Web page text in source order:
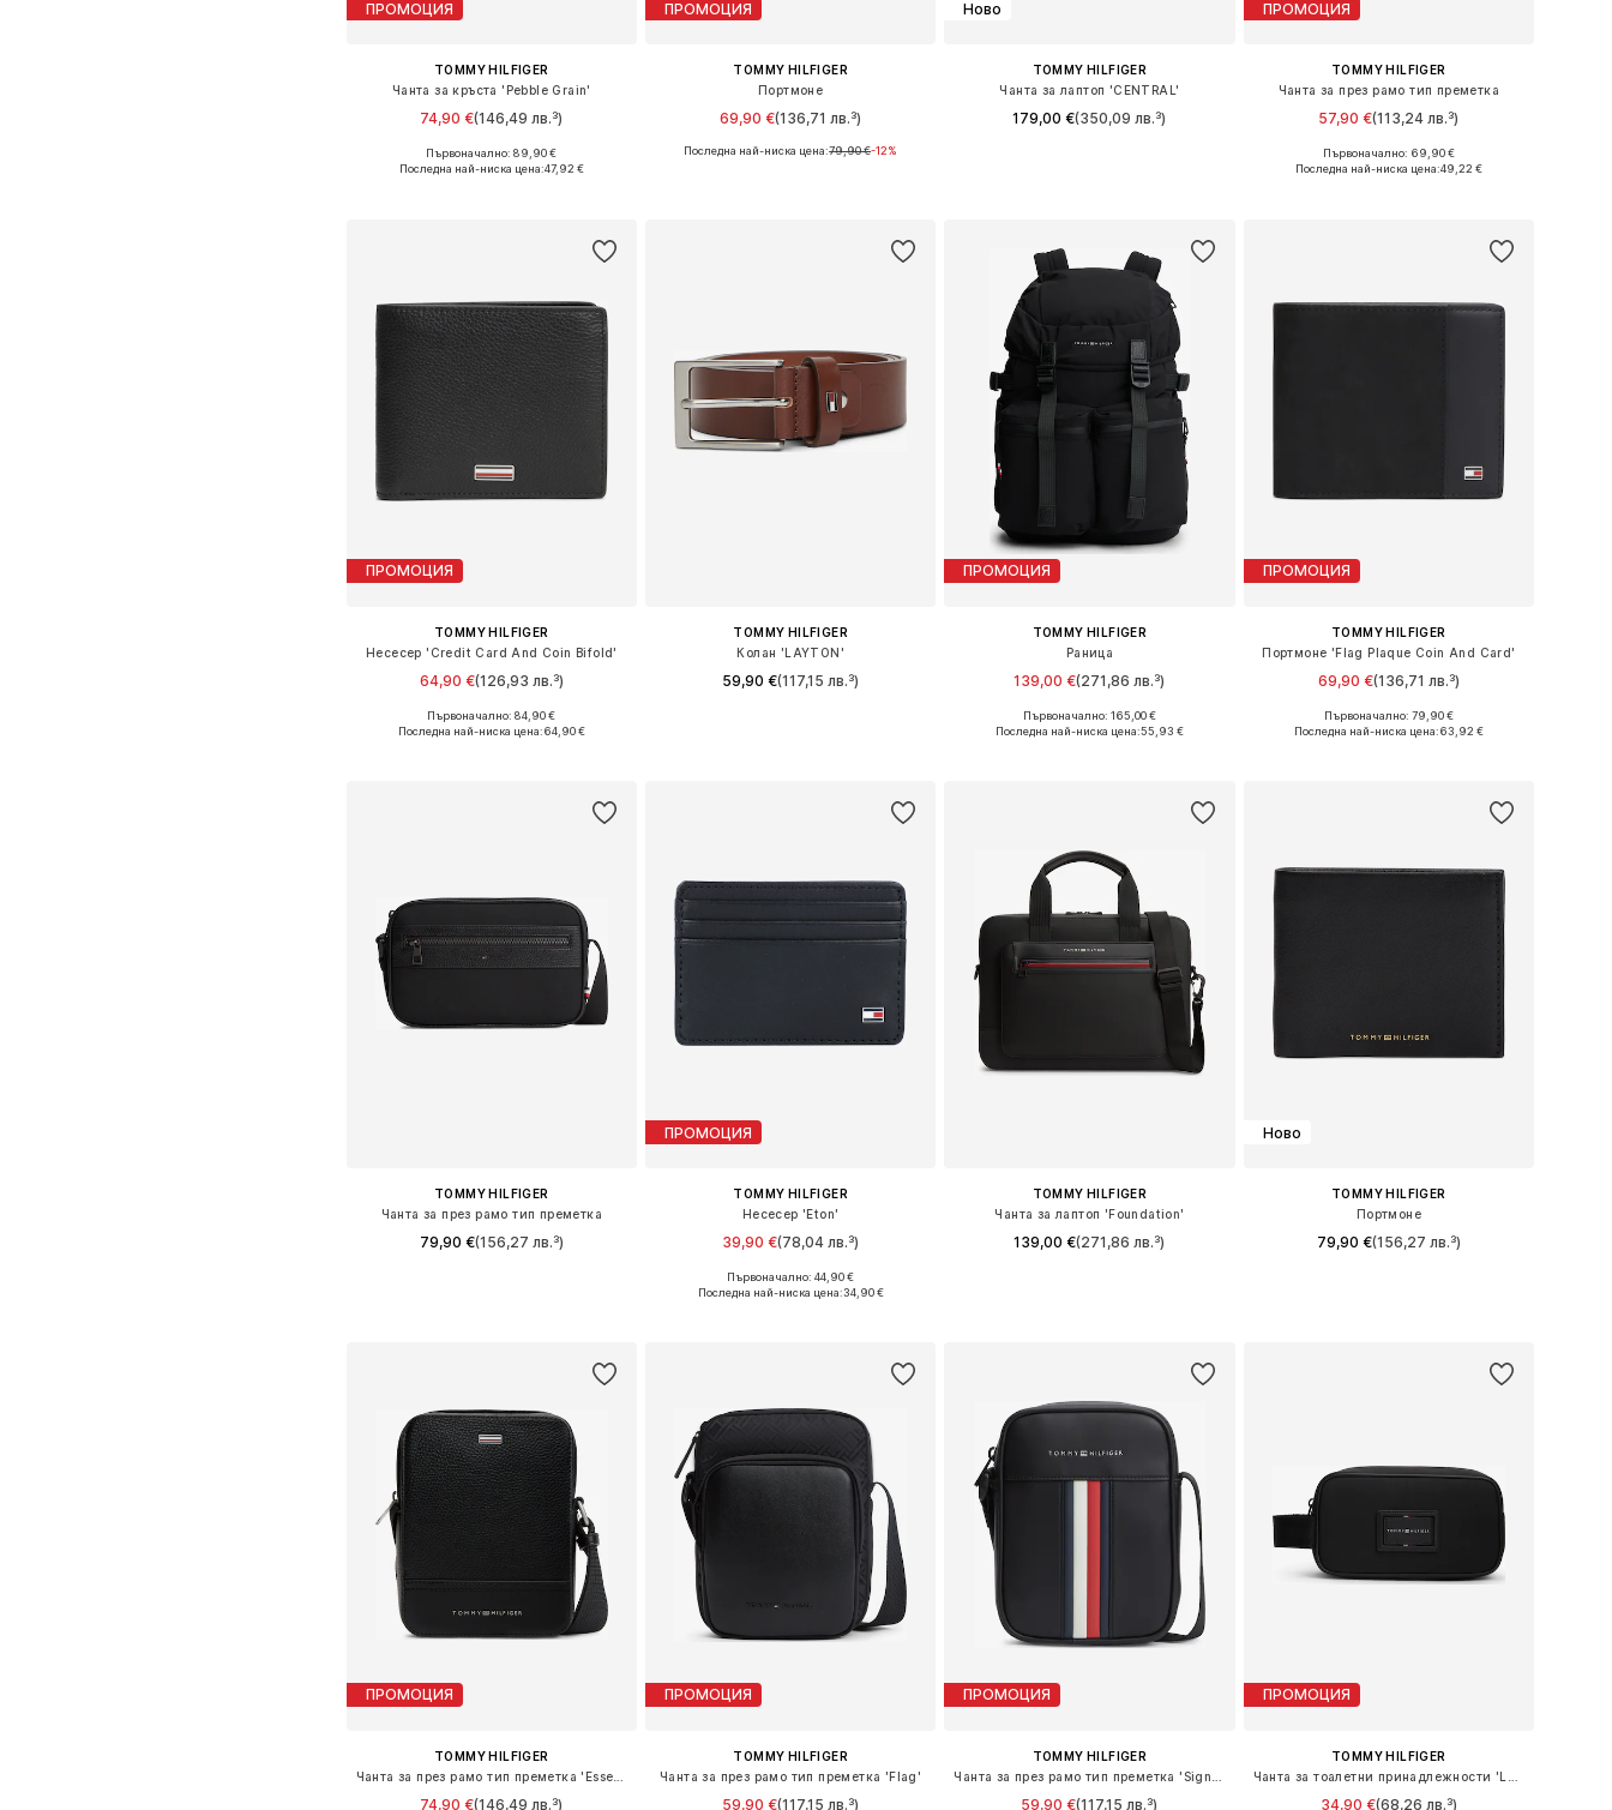
ПРОМОЦИЯ
TOMMY HILFIGER
Чанта за кръста 'Pebble Grain'
74,90 €(146,49 лв.³)
Налични размери: One Size
Първоначално: 89,90 €
Последна най-ниска цена:47,92 €
ПРОМОЦИЯ
TOMMY HILFIGER
Портмоне
69,90 €(136,71 лв.³)
Налични размери: One Size
Последна най-ниска цена:79,90 €-12%
Ново
TOMMY HILFIGER
Чанта за лаптоп 'CENTRAL'
179,00 €(350,09 лв.³)
ПРОМОЦИЯ
TOMMY HILFIGER
Чанта за през рамо тип преметка
57,90 €(113,24 лв.³)
Налични размери: One Size
Първоначално: 69,90 €
Последна най-ниска цена:49,22 €
ПРОМОЦИЯ
TOMMY HILFIGER
Несесер 'Credit Card And Coin Bifold'
64,90 €(126,93 лв.³)
Налични размери: One Size
Първоначално: 84,90 €
Последна най-ниска цена:64,90 €
TOMMY HILFIGER
Колан 'LAYTON'
59,90 €(117,15 лв.³)
ПРОМОЦИЯ
TOMMY HILFIGER
Раница
139,00 €(271,86 лв.³)
Налични размери: One Size
Първоначално: 165,00 €
Последна най-ниска цена:55,93 €
ПРОМОЦИЯ
TOMMY HILFIGER
Портмоне 'Flag Plaque Coin And Card'
69,90 €(136,71 лв.³)
Налични размери: One Size
Първоначално: 79,90 €
Последна най-ниска цена:63,92 €
TOMMY HILFIGER
Чанта за през рамо тип преметка
79,90 €(156,27 лв.³)
ПРОМОЦИЯ
TOMMY HILFIGER
Несесер 'Eton'
39,90 €(78,04 лв.³)
Налични размери: One Size
Първоначално: 44,90 €
Последна най-ниска цена:34,90 €
TOMMY HILFIGER
Чанта за лаптоп 'Foundation'
139,00 €(271,86 лв.³)
Ново
TOMMY HILFIGER
Портмоне
79,90 €(156,27 лв.³)
ПРОМОЦИЯ
TOMMY HILFIGER
74,90 €(146,49 лв.³)
ПРОМОЦИЯ
TOMMY HILFIGER
Чанта за през рамо тип преметка 'Flag'
59,90 €(117,15 лв.³)
ПРОМОЦИЯ
TOMMY HILFIGER
59,90 €(117,15 лв.³)
ПРОМОЦИЯ
TOMMY HILFIGER
34,90 €(68,26 лв.³)